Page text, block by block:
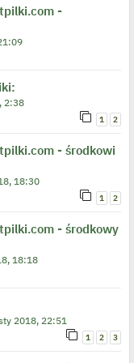
-
2:38
1 2
- środkowi
18:30
1 2
- środkowy
18:18
2018, 22:51
1 2 3